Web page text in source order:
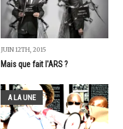
JUIN 12TH, 2015
Mais que fait l'ARS ?
A LA UNE